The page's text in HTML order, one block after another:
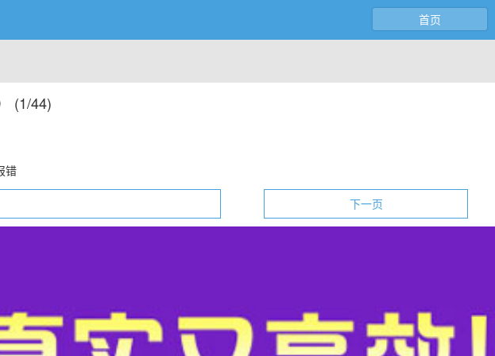
首页
(1/44)
错
下一页